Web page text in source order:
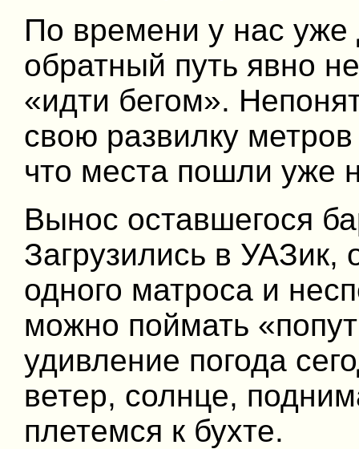
По времени у нас уже
обратный путь явно
«идти бегом».
свою развилку
что места пошли уже
Вынос оставшегося
Загрузились в
одного матроса и
можно поймать
удивление погода
ветер, солнце,
плетемся к бухте.